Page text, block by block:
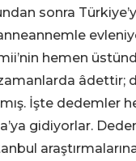
sonra
hemen
âdettir;
İşte dedemler
gidiyorlar.